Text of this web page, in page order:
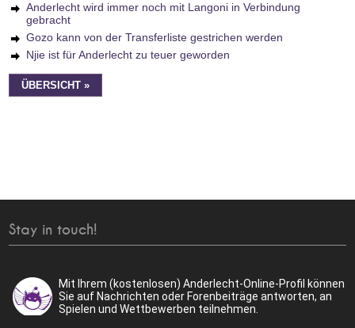
Anderlecht wird immer noch mit Langoni in Verbindung
gebracht
Gozo kann von der Transferliste gestrichen werden
Njie ist für Anderlecht zu teuer geworden
ÜBERSICHT »
Stay in touch!
Mit Ihrem (kostenlosen) Anderlecht-Online-Profil können
Sie auf Nachrichten oder Forenbeiträge antworten, an
Spielen und Wettbewerben teilnehmen.